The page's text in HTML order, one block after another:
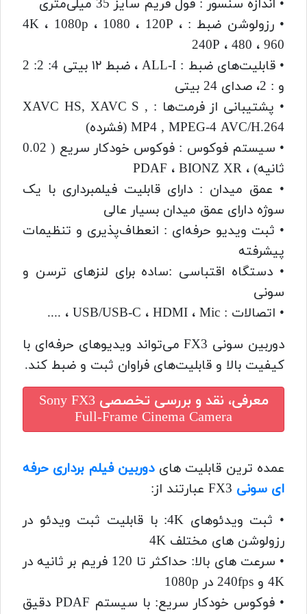
• اندازه سنسور : فول فریم سایز 35 میلی‌متری
• رزولوشن ضبط : 4K ، 1080p ، 1080 ، 120P ،
240P ، 480 ، 960
• قابلیت‌های ضبط : ALL-I ، ضبط ۱۲ بیتی 4: 2: 2
و : 2، صدای 24 بیتی
• پشتیبانی از فرمت‌ها : XAVC HS, XAVC S ,
MP4 , MPEG-4 AVC/H.264 (فشرده)
• سیستم فوکوس : فوکوس خودکار سریع ( 0.02
ثانیه) ، PDAF ، BIONZ XR
• عمق میدان : دارای قابلیت فیلمبرداری با یک
سوژه دارای عمق میدان بسیار عالی
• ثبت ویدیو حرفه‌ای : انعطاف‌پذیری و تنظیمات
پیشرفته
• دستگاه اقتباسی :ساده برای لنز‌های ترسن و
سونی
• اتصالات : USB/USB-C ، HDMI ، Mic ، ....
دوربین سونی FX3 می‌تواند ویدیوهای حرفه‌ای با
کیفیت بالا و قابلیت‌های فراوان ثبت و ضبط کند.
معرفی، نقد و بررسی تخصصیSony FX3
Full-Frame Cinema Camera
عمده ترین قابلیت هایدوربین فیلم برداری حرفه
ای سونی
‌• ثبت ویدئوهای 4K: با قابلیت ثبت ویدئو در
رزولوشن های مختلف 4K
‌• سرعت های بالا: حداکثر تا 120 فریم بر ثانیه در
4K و 240fps در 1080p
‌• فوکوس خودکار سریع: با سیستم PDAF دقیق